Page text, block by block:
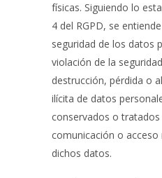
físicas. Siguiendo lo
4 del RGPD, se
seguridad de los datos
violación de la
destrucción, pérdida o
ilícita de datos
conservados o
comunicación o
dichos datos.